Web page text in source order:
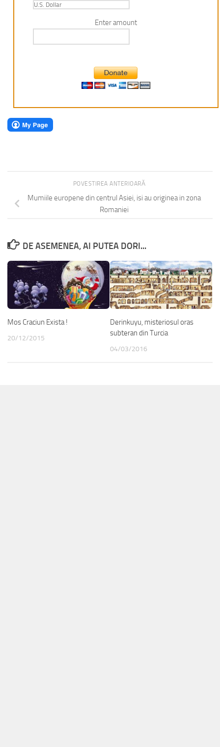
Enter amount
POVESTIREA ANTERIOARĂ
Mumiile europene din centrul Asiei, isi au originea in zona
Romaniei
DE ASEMENEA, AI PUTEA DORI...
Mos Craciun Exista !
20/12/2015
Derinkuyu, misteriosul oras
subteran din Turcia
04/03/2016